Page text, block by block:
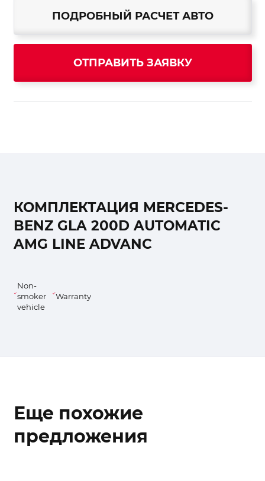
ПОДРОБНЫЙ РАСЧЕТ АВТО
ОТПРАВИТЬ ЗАЯВКУ
КОМПЛЕКТАЦИЯ MERCEDES-
BENZ GLA 200D AUTOMATIC
AMG LINE ADVANC
Non-
smoker
vehicle
Warranty
Еще похожие
предложения